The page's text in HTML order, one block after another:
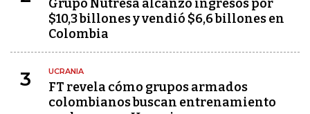
Grupo Nutresa alcanzó ingresos por
$10,3 billones y vendió $6,6 billones en
Colombia
3 UCRANIA
FT revela cómo grupos armados
colombianos buscan entrenamiento